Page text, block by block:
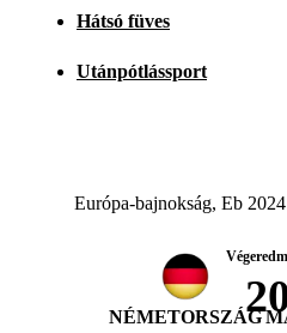
Hátsó füves
Utánpótlássport
Európa-bajnokság, Eb
NÉMETORSZÁG
2